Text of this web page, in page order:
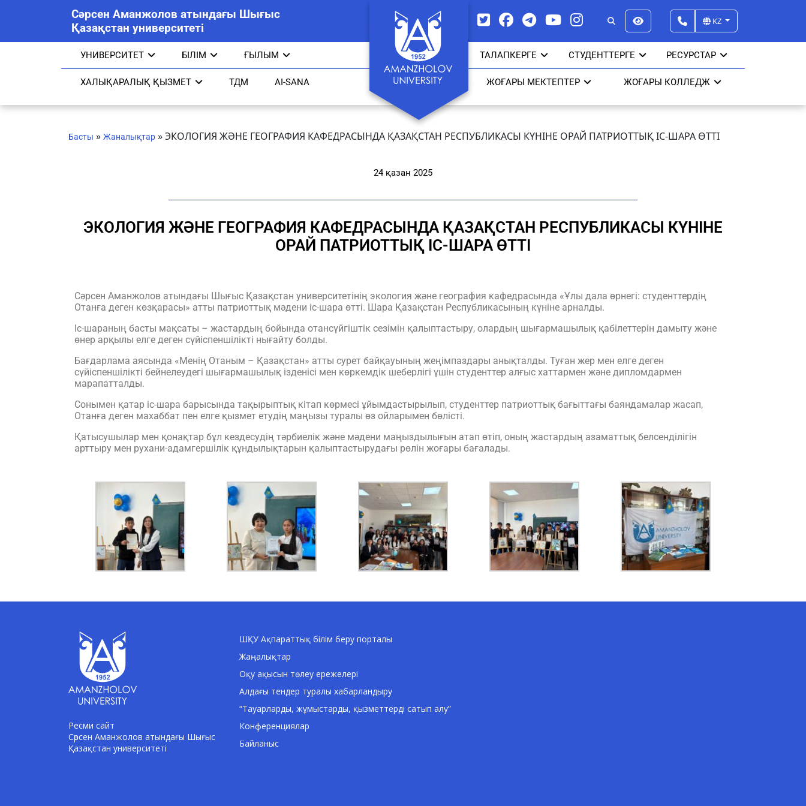
Сәрсен Аманжолов атындағы Шығыс
Қазақстан университеті
KZ
УНИВЕРСИТЕТ БІЛІМ ҒЫЛЫМ ТАЛАПКЕРГЕ СТУДЕНТТЕРГЕ РЕСУРСТАР
ХАЛЫҚАРАЛЫҚ ҚЫЗМЕТ ТДМ AI-SANA ЖОҒАРЫ МЕКТЕПТЕР ЖОҒАРЫ КОЛЛЕДЖ
Басты » Жаналықтар »ЭКОЛОГИЯ ЖӘНЕ ГЕОГРАФИЯ КАФЕДРАСЫНДА ҚАЗАҚСТАН РЕСПУБЛИКАСЫ КҮНІНЕ ОРАЙ ПАТРИОТТЫҚ ІС-ШАРА ӨТТІ
24 қазан 2025
ЭКОЛОГИЯ ЖӘНЕ ГЕОГРАФИЯ КАФЕДРАСЫНДА ҚАЗАҚСТАН РЕСПУБЛИКАСЫ КҮНІНЕ
ОРАЙ ПАТРИОТТЫҚ ІС-ШАРА ӨТТІ
Сәрсен Аманжолов атындағы Шығыс Қазақстан университетінің экология және география кафедрасында «Ұлы дала өрнегі: студенттердің
Отанға деген көзқарасы» атты патриоттық мәдени іс-шара өтті. Шара Қазақстан Республикасының күніне арналды.
Іс-шараның басты мақсаты – жастардың бойында отансүйгіштік сезімін қалыптастыру, олардың шығармашылық қабілеттерін дамыту және
өнер арқылы елге деген сүйіспеншілікті нығайту болды.
Бағдарлама аясында «Менің Отаным – Қазақстан» атты сурет байқауының жеңімпаздары анықталды. Туған жер мен елге деген
сүйіспеншілікті бейнелеудегі шығармашылық ізденісі мен көркемдік шеберлігі үшін студенттер алғыс хаттармен және дипломдармен
марапатталды.
Сонымен қатар іс-шара барысында тақырыптық кітап көрмесі ұйымдастырылып, студенттер патриоттық бағыттағы баяндамалар жасап,
Отанға деген махаббат пен елге қызмет етудің маңызы туралы өз ойларымен бөлісті.
Қатысушылар мен қонақтар бұл кездесудің тәрбиелік және мәдени маңыздылығын атап өтіп, оның жастардың азаматтық белсенділігін
арттыру мен рухани-адамгершілік құндылықтарын қалыптастырудағы рөлін жоғары бағалады.
Ресми сайт
Сәрсен Аманжолов атындағы Шығыс
Қазақстан университеті
ШҚУ Ақпараттық білім беру порталы
Жаңалықтар
Оқу ақысын төлеу ережелері
Алдағы тендер туралы хабарландыру
“Тауарларды, жұмыстарды, қызметтерді сатып алу”
Конференциялар
Байланыс
Amanzholov University көмекшісі